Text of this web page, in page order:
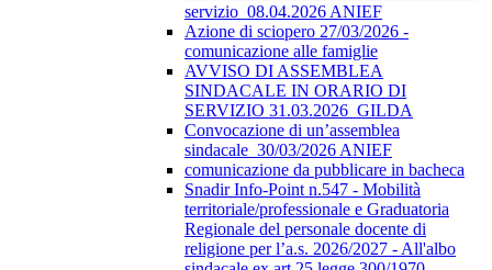
servizio_08.04.2026 ANIEF
Azione di sciopero 27/03/2026 -
comunicazione alle famiglie
AVVISO DI ASSEMBLEA
SINDACALE IN ORARIO DI
SERVIZIO 31.03.2026_GILDA
Convocazione di un’assemblea
sindacale_30/03/2026 ANIEF
comunicazione da pubblicare in bacheca
Snadir Info-Point n.547 - Mobilità
territoriale/professionale e Graduatoria
Regionale del personale docente di
religione per l’a.s. 2026/2027 - All'albo